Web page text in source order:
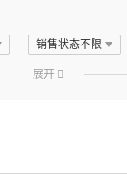
销售状态不限
展开 